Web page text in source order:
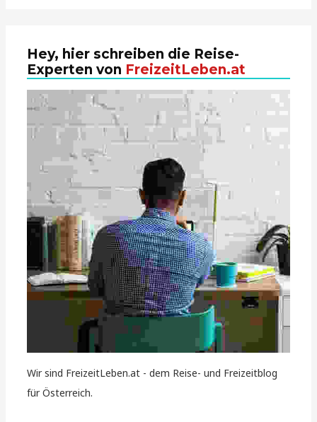
Hey, hier schreiben die Reise-
Experten von FreizeitLeben.at
Wir sind FreizeitLeben.at - dem Reise- und Freizeitblog
für Österreich.